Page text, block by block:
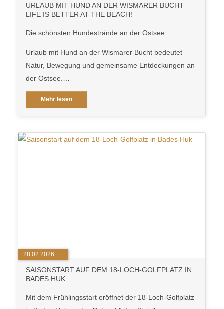
URLAUB MIT HUND AN DER WISMARER BUCHT –
LIFE IS BETTER AT THE BEACH!
Die schönsten Hundestrände an der Ostsee.
Urlaub mit Hund an der Wismarer Bucht bedeutet
Natur, Bewegung und gemeinsame Entdeckungen an
der Ostsee.…
Mehr lesen
28.02.2026
SAISONSTART AUF DEM 18-LOCH-GOLFPLATZ IN
BADES HUK
Mit dem Frühlingsstart eröffnet der 18-Loch-Golfplatz